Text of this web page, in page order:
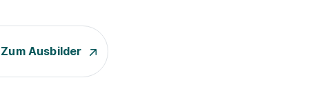
Zum Ausbilder